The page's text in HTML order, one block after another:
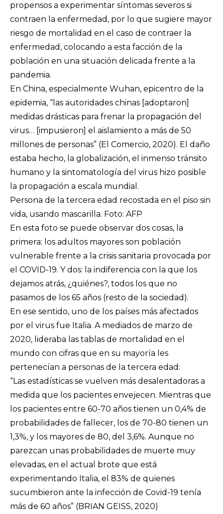
propensos a experimentar síntomas severos si
contraen la enfermedad, por lo que sugiere mayor
riesgo de mortalidad en el caso de contraer la
enfermedad, colocando a esta facción de la
población en una situación delicada frente a la
pandemia.
En China, especialmente Wuhan, epicentro de la
epidemia, “las autoridades chinas [adoptaron]
medidas drásticas para frenar la propagación del
virus… [impusieron] el aislamiento a más de 50
millones de personas” (El Comercio, 2020). El daño
estaba hecho, la globalización, el inmenso tránsito
humano y la sintomatología del virus hizo posible
la propagación a escala mundial.
Persona de la tercera edad recostada en el piso sin
vida, usando mascarilla. Foto: AFP
En esta foto se puede observar dos cosas, la
primera: los adultos mayores son población
vulnerable frente a la crisis sanitaria provocada por
el COVID-19. Y dos: la indiferencia con la que los
dejamos atrás, ¿quiénes?, todos los que no
pasamos de los 65 años (resto de la sociedad).
En ese sentido, uno de los países más afectados
por el virus fue Italia. A mediados de marzo de
2020, lideraba las tablas de mortalidad en el
mundo con cifras que en su mayoría les
pertenecían a personas de la tercera edad:
“Las estadísticas se vuelven más desalentadoras a
medida que los pacientes envejecen. Mientras que
los pacientes entre 60-70 años tienen un 0,4% de
probabilidades de fallecer, los de 70-80 tienen un
1,3%, y los mayores de 80, del 3,6%. Aunque no
parezcan unas probabilidades de muerte muy
elevadas, en el actual brote que está
experimentando Italia, el 83% de quienes
sucumbieron ante la infección de Covid-19 tenía
más de 60 años” (BRIAN GEISS, 2020)